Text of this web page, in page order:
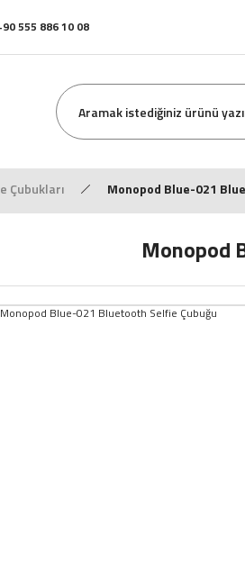
555 886 10 08
Çubukları Monopod Blue-021
Monopod